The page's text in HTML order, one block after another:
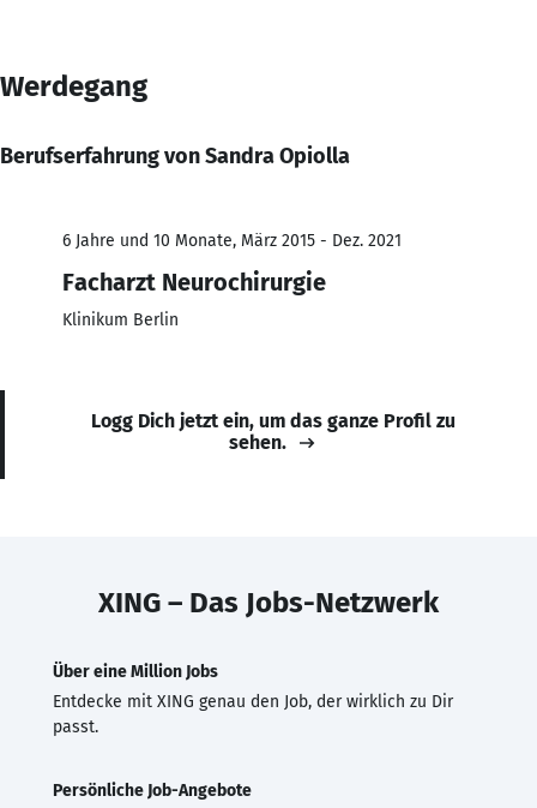
Werdegang
Berufserfahrung von Sandra Opiolla
6 Jahre und 10 Monate, März 2015 - Dez. 2021
Facharzt Neurochirurgie
Klinikum Berlin
Logg Dich jetzt ein, um das ganze Profil zu
sehen.
XING – Das Jobs-Netzwerk
Über eine Million Jobs
Entdecke mit XING genau den Job, der wirklich zu Dir
passt.
Persönliche Job-Angebote